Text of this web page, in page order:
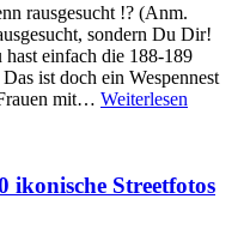
rausgesucht !? (Anm.
sondern Du Dir!
einfach die 188-189
ist doch ein Wespennest
mit… Weiterlesen
ikonische Streetfotos